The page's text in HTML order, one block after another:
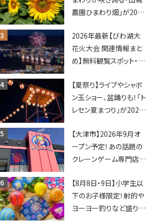
農園ひまわり畑」が2026
ポットやキッチンカーも
登場！何度も入園できる
フリーパスも販売★
2026年最新【びわ湖大
花火大会 関連情報まと
め】無料観覧スポット・同
ップ・交通規制に近隣施
設の駐車場情報なども
要チェック★
【夏祭り】ライブやシャボ
ン玉ショー、盆踊りも！「ト
レセン夏まつり」が2026
【大津市】2026年9月オ
ープン予定！あの話題の
クレーンゲーム専門店
ってくる！豊郷店に続く滋
賀2店舗目★
【8月8日・9日】小学生以
下のお子様限定！射的や
ヨーヨー釣りなど盛りだ